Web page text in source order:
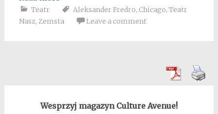
Teatr Aleksander Fredro, Chicago, Teatr
Nasz, Zemsta Leave a comment
Wesprzyj magazyn Culture Avenue!